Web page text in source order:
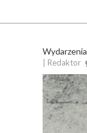
Wydarzenia
| Redaktor